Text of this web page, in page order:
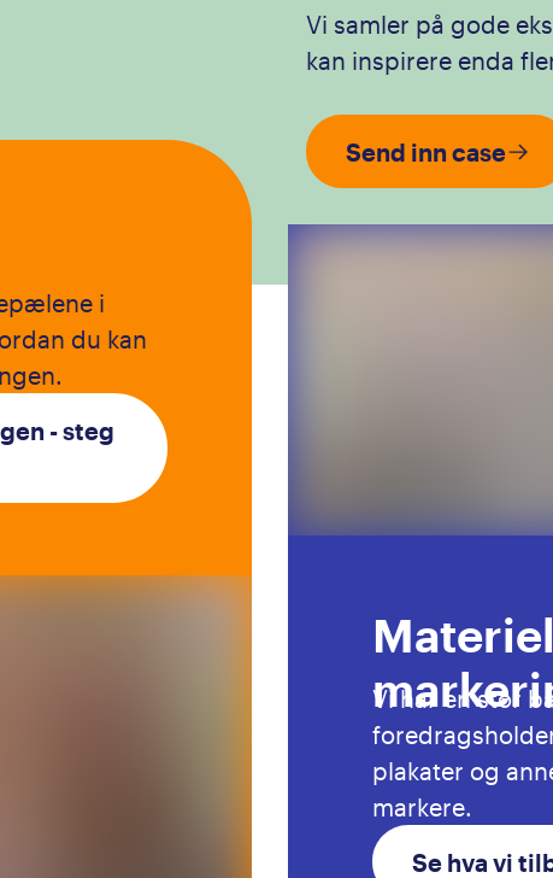
Vi samler på gode
kan inspirere enda
Send inn case
i
du kan
- steg
Vi har en stor
plakater og
markere.
Se hva vi